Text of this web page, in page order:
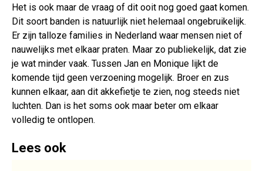
Het is ook maar de vraag of dit ooit nog goed gaat komen.
Dit soort banden is natuurlijk niet helemaal ongebruikelijk.
Er zijn talloze families in Nederland waar mensen niet of
nauwelijks met elkaar praten. Maar zo publiekelijk, dat zie
je wat minder vaak. Tussen Jan en Monique lijkt de
komende tijd geen verzoening mogelijk. Broer en zus
kunnen elkaar, aan dit akkefietje te zien, nog steeds niet
luchten. Dan is het soms ook maar beter om elkaar
volledig te ontlopen.
Lees ook